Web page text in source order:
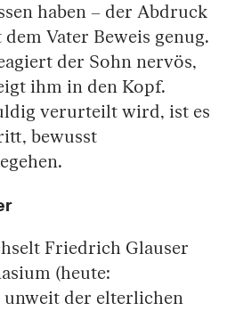
haben – der Abdruck
Vater Beweis genug.
der Sohn nervös,
ihm in den Kopf.
verurteilt wird, ist es
bewusst
Friedrich Glauser
(heute:
unweit der elterlichen